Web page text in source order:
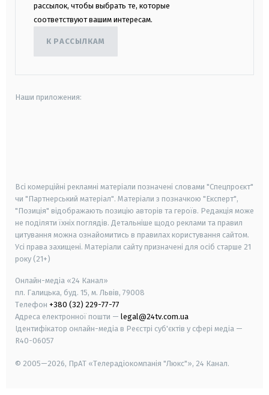
рассылок, чтобы выбрать те, которые
соответствуют вашим интересам.
К РАССЫЛКАМ
Наши приложения:
Всі комерційні рекламні матеріали позначені словами "Спецпроєкт"
чи "Партнерський матеріал". Матеріали з позначкою "Експерт",
"Позиція" відображають позицію авторів та героїв. Редакція може
не поділяти їхніх поглядів. Детальніше щодо реклами та правил
цитування можна ознайомитись в правилах користування сайтом.
Усі права захищені. Матеріали сайту призначені для осіб старше 21
року (21+)
Онлайн-медіа «24 Канал»
пл. Галицька, буд. 15, м. Львів, 79008
Телефон +380 (32) 229-77-77
Адреса електронної пошти — legal@24tv.com.ua
Ідентифікатор онлайн-медіа в Реєстрі суб'єктів у сфері медіа —
R40-06057
© 2005—2026, ПрАТ «Телерадіокомпанія "Люкс"», 24 Канал.